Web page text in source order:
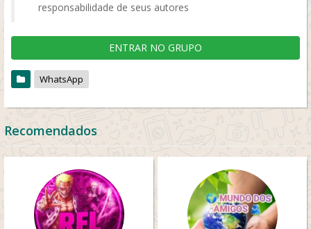
responsabilidade de seus autores
ENTRAR NO GRUPO
WhatsApp
Recomendados